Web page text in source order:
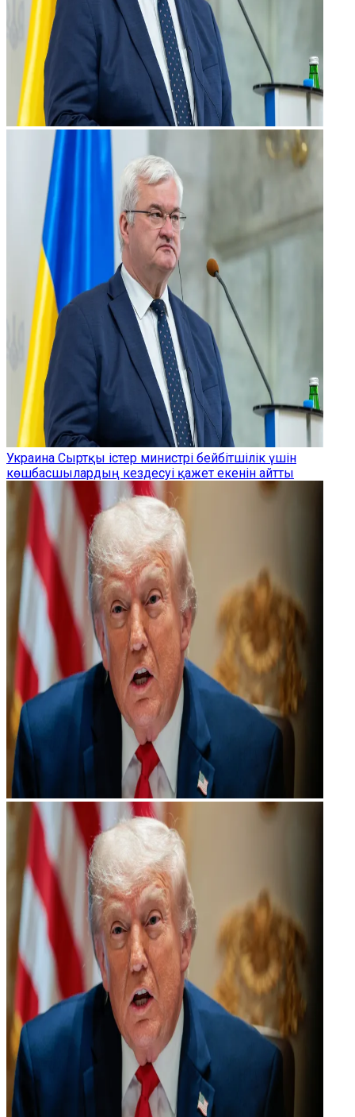
Украина Сыртқы істер министрі бейбітшілік үшін
көшбасшылардың кездесуі қажет екенін айтты